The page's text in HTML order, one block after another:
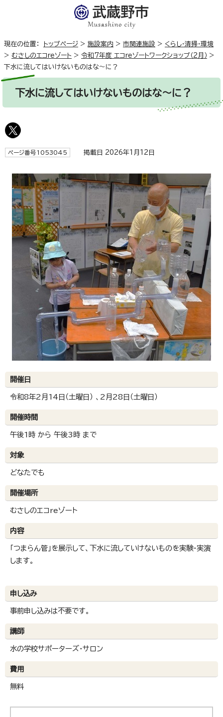
現在の位置： トップページ > 施設案内 > 市関連施設 > くらし・清掃・環境
> むさしのエコreゾート > 令和7年度 エコreゾートワークショップ（2月） >
下水に流してはいけないものはな～に？
下水に流してはいけないものはな～に？
ページ番号1053045 掲載日 2026年1月12日
開催日
令和8年2月14日（土曜日） 、2月28日（土曜日）
開催時間
午後1時 から 午後3時 まで
対象
どなたでも
開催場所
むさしのエコreゾート
内容
「つまらん管」を展示して、下水に流していけないものを実験・実演
します。
申し込み
事前申し込みは不要です。
講師
水の学校サポーターズ・サロン
費用
無料